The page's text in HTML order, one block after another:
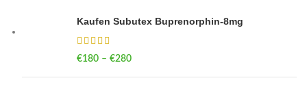
Kaufen Subutex Buprenorphin-8mg
€180 – €280